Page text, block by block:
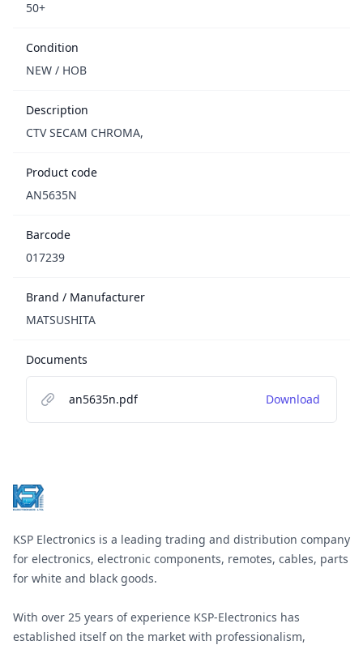
50+
Condition
NEW / НОВ
Description
CTV SECAM CHROMA,
Product code
AN5635N
Barcode
017239
Brand / Manufacturer
MATSUSHITA
Documents
an5635n.pdf Download
KSP Electronics is a leading trading and distribution company
for electronics, electronic components, remotes, cables, parts
for white and black goods.
With over 25 years of experience KSP-Electronics has
established itself on the market with professionalism,